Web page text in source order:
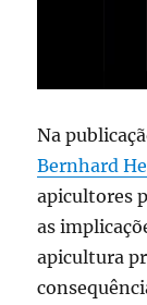
Na
Bernhard
apicultores
as
apicultura